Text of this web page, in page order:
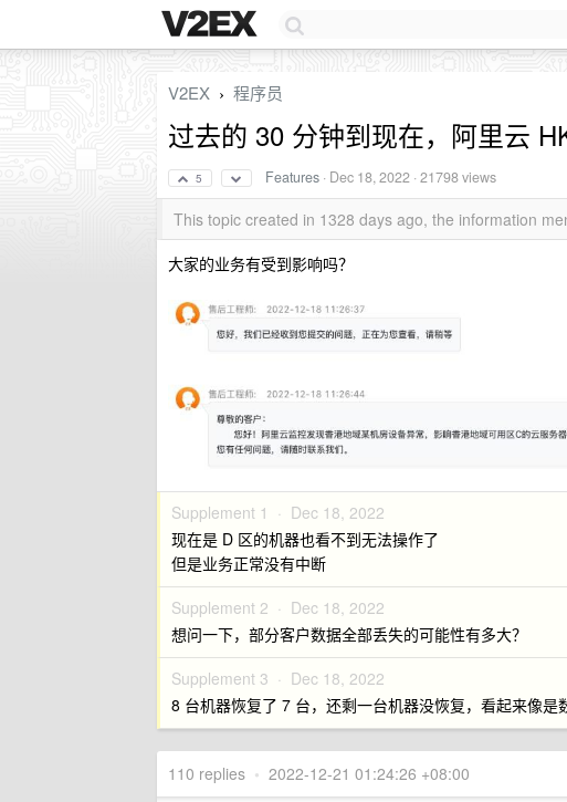
V2EX › 程序员
过去的 30 分钟到现在，阿里云
5 Features · Dec 18, 2022 · 21798 views
This topic created in 1328 days ago, the information
大家的业务有受到影响吗？
Supplement 1 · Dec 18, 2022
现在是 D 区的机器也看不到无法操作了
但是业务正常没有中断
Supplement 2 · Dec 18, 2022
想问一下，部分客户数据全部丢失的可能性有多大？
Supplement 3 · Dec 18, 2022
8 台机器恢复了 7 台，还剩一台机器没恢复，看起来像是
110 replies • 2022-12-21 01:24:26 +08:00